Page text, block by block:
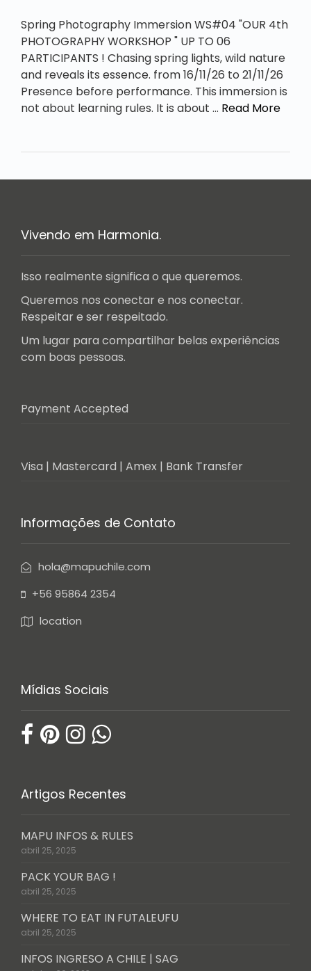
Spring Photography Immersion WS#04 "OUR 4th
PHOTOGRAPHY WORKSHOP " UP TO 06
PARTICIPANTS ! Chasing spring lights, wild nature
and reveals its essence. from 16/11/26 to 21/11/26
Presence before performance. This immersion is
not about learning rules. It is about … Read More
Vivendo em Harmonia.
Isso realmente significa o que queremos.
Queremos nos conectar e nos conectar.
Respeitar e ser respeitado.
Um lugar para compartilhar belas experiências
com boas pessoas.
Payment Accepted
Visa | Mastercard | Amex | Bank Transfer
Informações de Contato
hola@mapuchile.com
+56 95864 2354
location
Mídias Sociais
Artigos Recentes
MAPU INFOS & RULES
abril 25, 2025
PACK YOUR BAG !
abril 25, 2025
WHERE TO EAT IN FUTALEUFU
abril 25, 2025
INFOS INGRESO A CHILE | SAG